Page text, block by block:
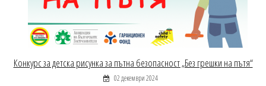
Конкурс за детска рисунка за пътна безопасност „Без грешки на пътя“
02 декември 2024